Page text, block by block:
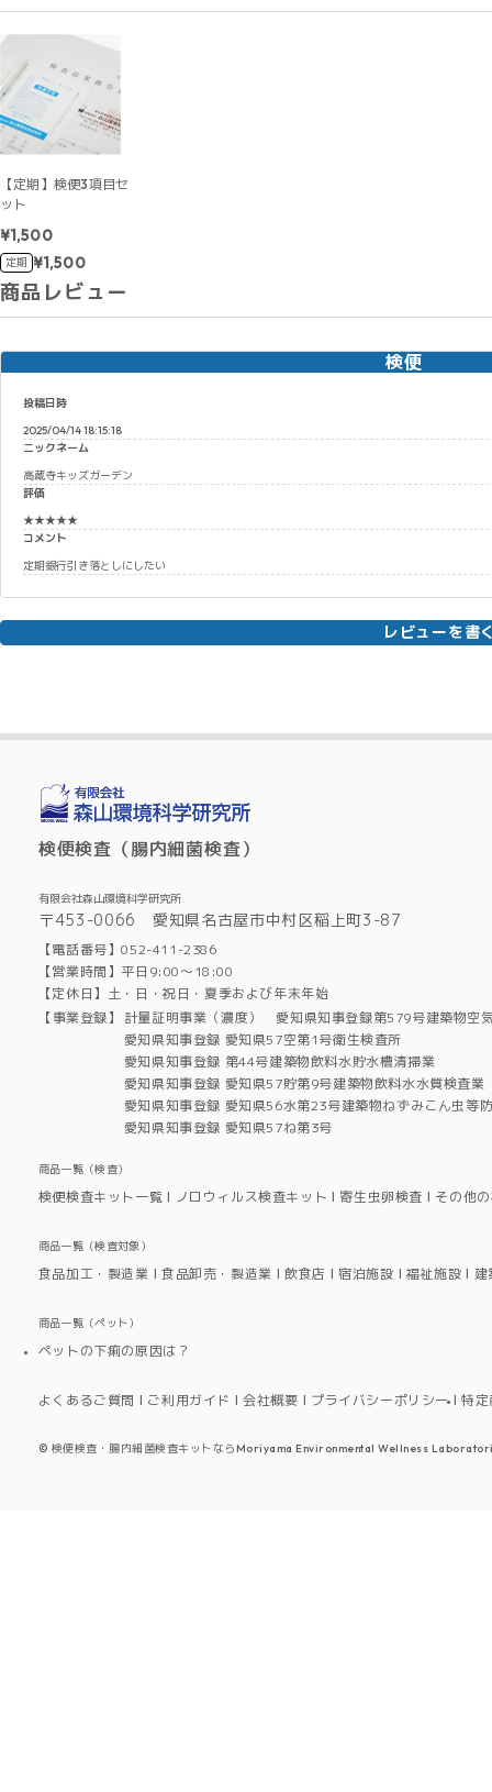
【定期】検便3項目セ
ット
¥1,500
定期 ¥1,500
商品レビュー
検便
投稿日時
2025/04/14 18:15:18
ニックネーム
高蔵寺キッズガーデン
評価
★★★★★
コメント
定期銀行引き落としにしたい
レビューを書
検便検査（腸内細菌検査）
有限会社森山環境科学研究所
〒453-0066 愛知県名古屋市中村区稲上町3-87
【電話番号】052-411-2386
【営業時間】平日9:00～18:00
【定休日】土・日・祝日・夏季および年末年始
【事業登録】
計量証明事業（濃度） 愛知県知事登録第579号建築物空
愛知県知事登録 愛知県57空第1号衛生検査所
愛知県知事登録 第44号建築物飲料水貯水槽清掃業
愛知県知事登録 愛知県57貯第9号建築物飲料水水質検査業
愛知県知事登録 愛知県56水第23号建築物ねずみこん虫等
愛知県知事登録 愛知県57ね第3号
商品一覧（検査）
検便検査キット一覧 ノロウィルス検査キット 寄生虫卵検査 その他
商品一覧（検査対象）
食品加工・製造業 食品卸売・製造業 飲食店 宿泊施設 福祉施設
商品一覧（ペット）
ペットの下痢の原因は？
よくあるご質問 ご利用ガイド 会社概要 プライバシーポリシー 特
© 検便検査・腸内細菌検査キットならMoriyama Environmental Wellness